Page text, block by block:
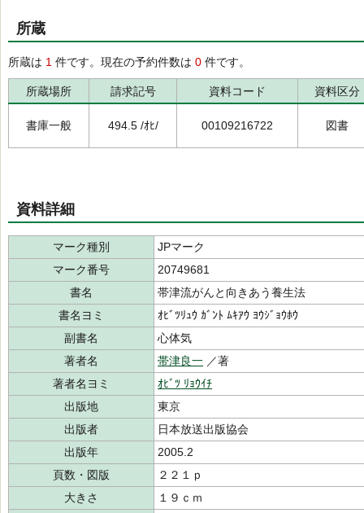
所蔵
所蔵は 1 件です。現在の予約件数は 0 件です。
所蔵場所 請求記号 資料コード 資料区分
書庫一般 494.5 /ｵﾋ/ 00109216722 図書
資料詳細
マーク種別
JPマーク
マーク番号
20749681
書名
帯津流がんと向きあう養生法
書名ヨミ
ｵﾋﾞﾂﾘｭｳ ｶﾞﾝﾄ ﾑｷｱｳ ﾖｳｼﾞｮｳﾎｳ
副書名
心体気
著者名
帯津良一 ／著
著者名ヨミ
ｵﾋﾞﾂ ﾘｮｳｲﾁ
出版地
東京
出版者
日本放送出版協会
出版年
2005.2
頁数・図版
２２１ｐ
大きさ
１９ｃｍ